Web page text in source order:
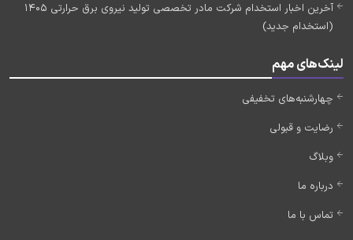
آخرین اخبار استخدام شرکت مادر تخصصی تولید نیروی برق حرارتی 1405
(استخدام جدید)
لینک‌های مهم
چهارشنبه‌های تخفیفی
رضایت و قبولی
وبلاگ
درباره ما
تماس با ما